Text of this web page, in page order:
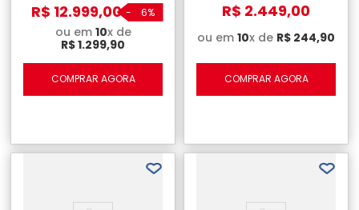
R$ 12.999,00 - 6%
ou em 10x de
R$1.299,90
COMPRAR AGORA
R$ 2.449,00
ou em 10x de R$ 244,90
COMPRAR AGORA